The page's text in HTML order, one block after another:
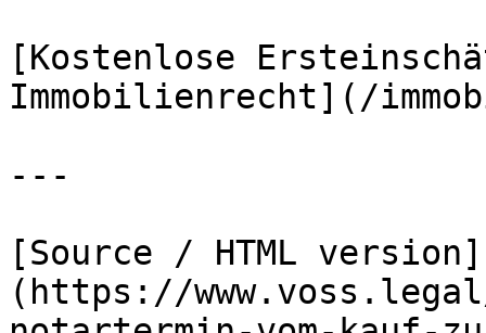
[Kostenlose
Immobilienrecht](/
---
[Source / HTML version]
(https://